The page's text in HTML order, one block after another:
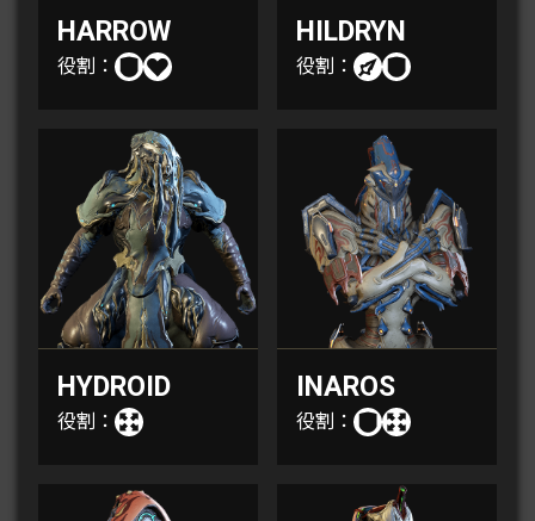
HARROW
役割：
HILDRYN
役割：
HYDROID
役割：
INAROS
役割：